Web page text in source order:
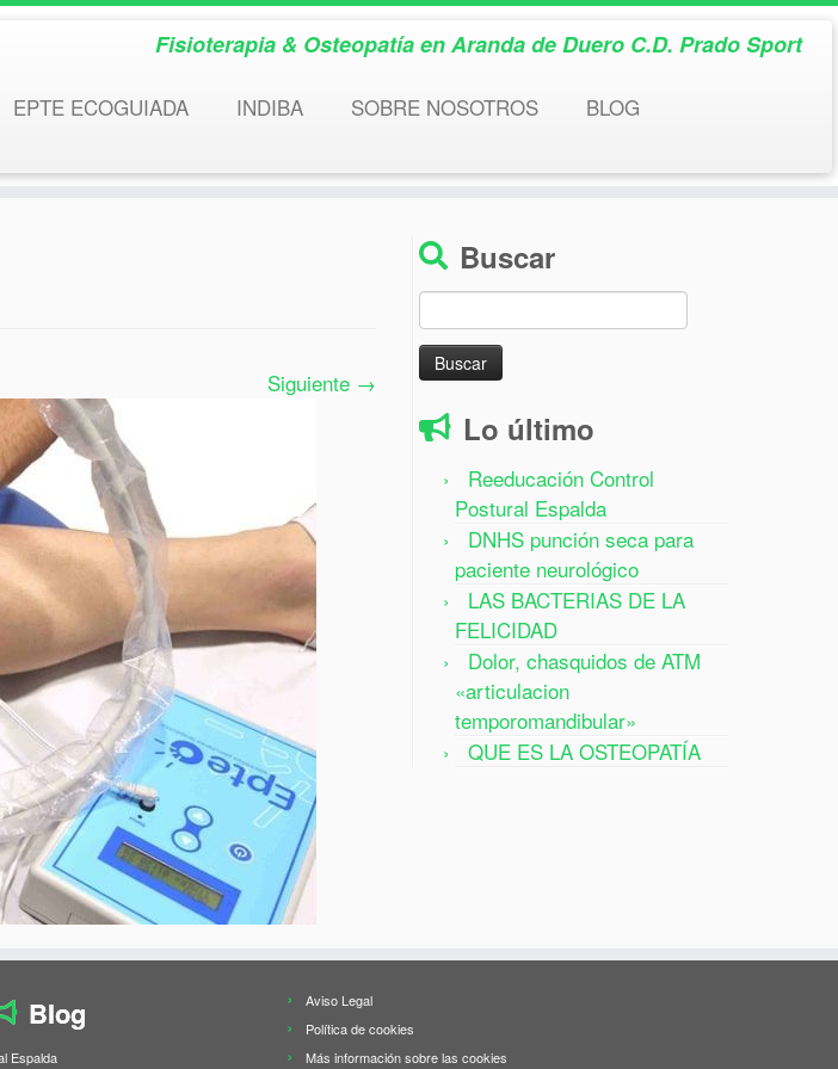
Fisioterapia & Osteopatía en Aranda de Duero C.D. Prado Sport
EPTE ECOGUIADA INDIBA SOBRE NOSOTROS
BLOG
Siguiente →
Buscar
Lo último
Reeducación Control
Postural Espalda
DNHS punción seca para
paciente neurológico
LAS BACTERIAS DE LA
FELICIDAD
Dolor, chasquidos de ATM
«articulacion
temporomandibular»
QUE ES LA OSTEOPATÍA
Blog
Espalda
Aviso Legal
Política de cookies
Más información sobre las cookies